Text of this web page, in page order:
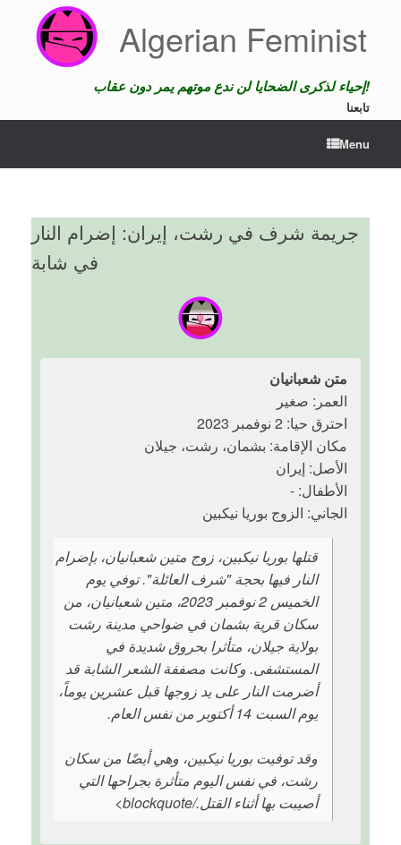
content
Algerian Feminist
إحياء لذكرى الضحايا لن ندع موتهم يمر دون عقاب!
تابعنا
Menu
جريمة شرف في رشت، إيران: إضرام النار
في شابة
متن شعبانيان
العمر: صغير
احترق حيا: 2 نوفمبر 2023
مكان الإقامة: بشمان، رشت، جيلان
الأصل: إيران
الأطفال: -
الجاني: الزوج بوريا نيكبين
قتلها بوريا نيكبين، زوج متين شعبانيان، بإضرام
النار فيها بحجة "شرف العائلة". توفي يوم
الخميس 2 نوفمبر 2023، متين شعبانيان، من
سكان قرية بشمان في ضواحي مدينة رشت
بولاية جيلان، متأثرا بحروق شديدة في
المستشفى. وكانت مصففة الشعر الشابة قد
أضرمت النار على يد زوجها قبل عشرين يوماً،
يوم السبت 14 أكتوبر من نفس العام.
وقد توفيت بوريا نيكبين، وهي أيضًا من سكان
رشت، في نفس اليوم متأثرة بجراحها التي
أصيبت بها أثناء القتل./blockquote>​